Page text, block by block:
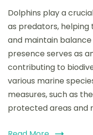
de
los
en
el
Ecosistema:
roles,
interacciones
y
amenazas
Dolphins play a
as predators, helping
and maintain
presence serves as
contributing to
various marine
measures, such as
protected areas and